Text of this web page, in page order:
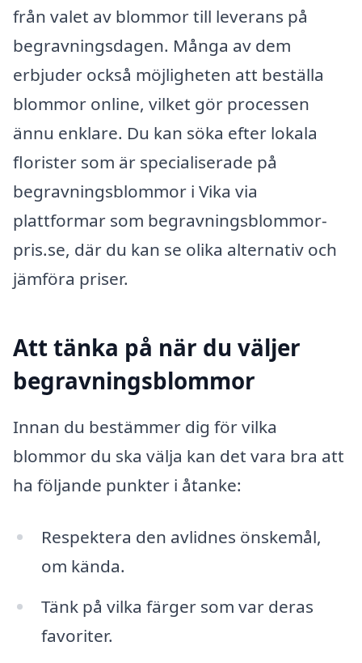
från valet av blommor till leverans på
begravningsdagen. Många av dem
erbjuder också möjligheten att beställa
blommor online, vilket gör processen
ännu enklare. Du kan söka efter lokala
florister som är specialiserade på
begravningsblommor i Vika via
plattformar som begravningsblommor-
pris.se, där du kan se olika alternativ och
jämföra priser.
Att tänka på när du väljer
begravningsblommor
Innan du bestämmer dig för vilka
blommor du ska välja kan det vara bra att
ha följande punkter i åtanke:
Respektera den avlidnes önskemål,
om kända.
Tänk på vilka färger som var deras
favoriter.